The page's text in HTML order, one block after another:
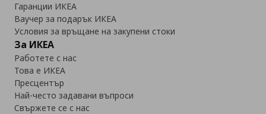
Гаранции ИКЕА
Ваучер за подарък ИКЕА
Условия за връщане на закупени стоки
За ИКЕА
Работете с нас
Това е ИКЕА
Пресцентър
Най-често задавани въпроси
Свържете се с нас